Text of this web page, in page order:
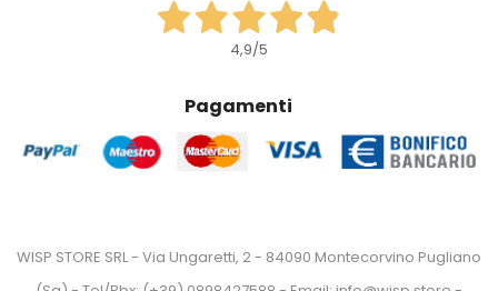
4,9/5
Pagamenti
WISP STORE SRL - Via Ungaretti, 2 - 84090 Montecorvino Pugliano